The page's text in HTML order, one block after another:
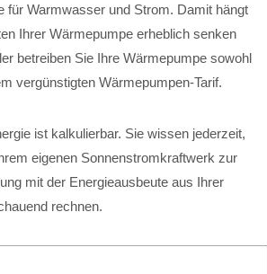
für Warmwasser und Strom. Damit hängt
Ihrer Wärmepumpe erheblich senken
betreiben Sie Ihre Wärmepumpe sowohl
vergünstigten Wärmepumpen-Tarif.
ist kalkulierbar. Sie wissen jederzeit,
eigenen Sonnenstromkraftwerk zur
mit der Energieausbeute aus Ihrer
rechnen.